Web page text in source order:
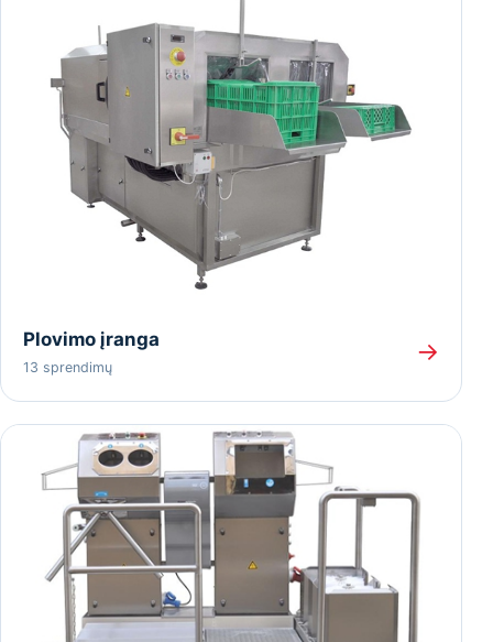
Plovimo įranga
13 sprendimų
→